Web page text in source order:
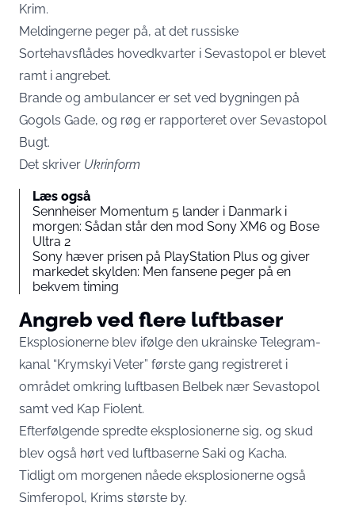
Krim.
Meldingerne peger på, at det russiske
Sortehavsflådes hovedkvarter i Sevastopol er blevet
ramt i angrebet.
Brande og ambulancer er set ved bygningen på
Gogols Gade, og røg er rapporteret over Sevastopol
Bugt.
Det skriver Ukrinform
Læs også
Sennheiser Momentum 5 lander i Danmark i
morgen: Sådan står den mod Sony XM6 og Bose
Ultra 2
Sony hæver prisen på PlayStation Plus og giver
markedet skylden: Men fansene peger på en
bekvem timing
Angreb ved flere luftbaser
Eksplosionerne blev ifølge den ukrainske Telegram-
kanal “Krymskyi Veter” første gang registreret i
området omkring luftbasen Belbek nær Sevastopol
samt ved Kap Fiolent.
Efterfølgende spredte eksplosionerne sig, og skud
blev også hørt ved luftbaserne Saki og Kacha.
Tidligt om morgenen nåede eksplosionerne også
Simferopol, Krims største by.